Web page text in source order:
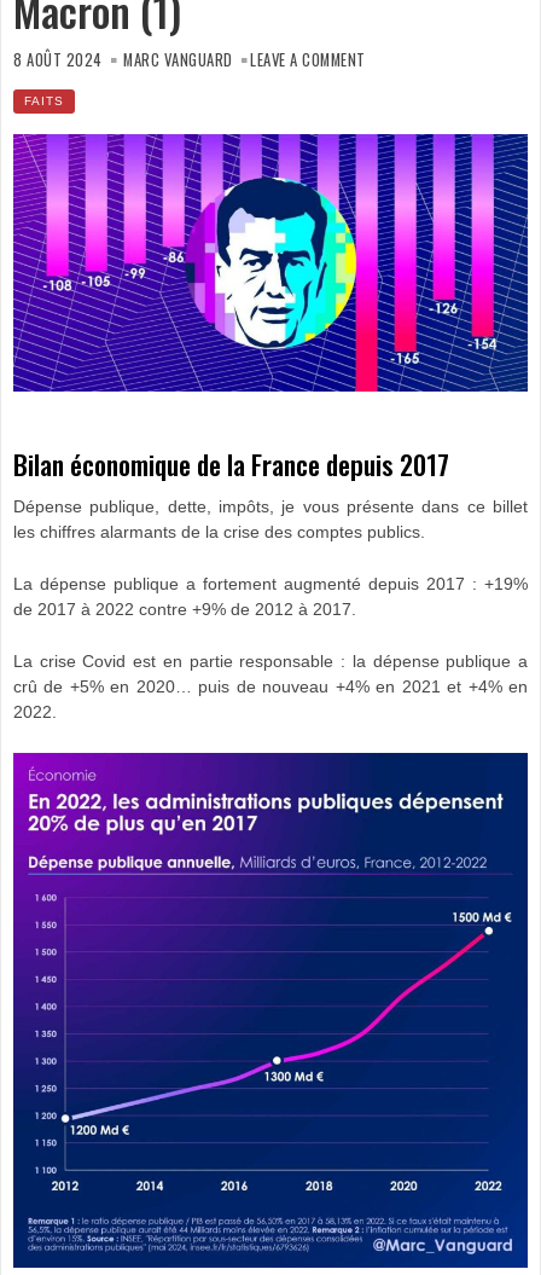
8 AOÛT 2024 MARC VANGUARD LEAVE A COMMENT
(1)
FAITS
Bilan économique de la France depuis 2017
Dépense publique, dette, impôts, je vous présente dans ce billet
les chiffres alarmants de la crise des comptes publics.
La dépense publique a fortement augmenté depuis 2017 : +19%
de 2017 à 2022 contre +9% de 2012 à 2017.
La crise Covid est en partie responsable : la dépense publique a
crû de +5% en 2020… puis de nouveau +4% en 2021 et +4% en
2022.